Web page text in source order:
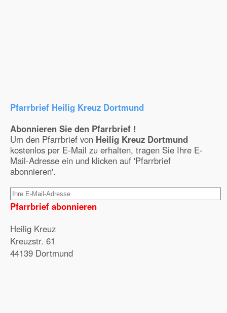
Pfarrbrief Heilig Kreuz Dortmund
Abonnieren Sie den Pfarrbrief !
Um den Pfarrbrief von Heilig Kreuz Dortmund
kostenlos per E-Mail zu erhalten, tragen Sie Ihre E-
Mail-Adresse ein und klicken auf 'Pfarrbrief
abonnieren'.
Pfarrbrief abonnieren
Heilig Kreuz
Kreuzstr. 61
44139 Dortmund